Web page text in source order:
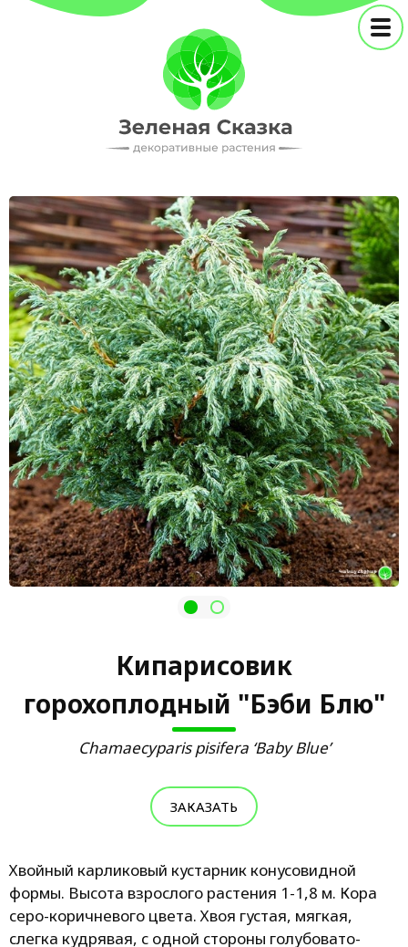
Кипарисовик
горохоплодный "Бэби Блю"
Chamaecyparis pisifera ‘Baby Blue’
ЗАКАЗАТЬ
Хвойный карликовый кустарник конусовидной
формы. Высота взрослого растения 1-1,8 м. Кора
серо-коричневого цвета. Хвоя густая, мягкая,
слегка кудрявая, с одной стороны голубовато-